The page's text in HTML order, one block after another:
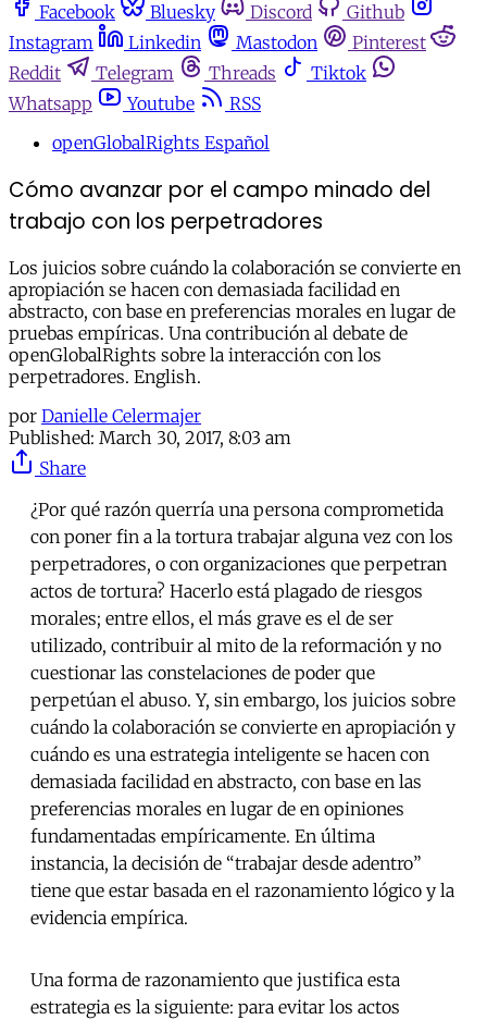
Facebook
Bluesky Discord
Github
Instagram
Linkedin Mastodon
Pinterest
Reddit
Telegram Threads
Tiktok
Whatsapp
Youtube
RSS
openGlobalRights Español
Cómo avanzar por el campo minado del
trabajo con los perpetradores
Los juicios sobre cuándo la colaboración se convierte en
apropiación se hacen con demasiada facilidad en
abstracto, con base en preferencias morales en lugar de
pruebas empíricas. Una contribución al debate de
openGlobalRights sobre la interacción con los
perpetradores. English.
por Danielle Celermajer
Published: March 30, 2017, 8:03 am
Share
¿Por qué razón querría una persona comprometida
con poner fin a la tortura trabajar alguna vez con los
perpetradores, o con organizaciones que perpetran
actos de tortura? Hacerlo está plagado de riesgos
morales; entre ellos, el más grave es el de ser
utilizado, contribuir al mito de la reformación y no
cuestionar las constelaciones de poder que
perpetúan el abuso. Y, sin embargo, los juicios sobre
cuándo la colaboración se convierte en apropiación y
cuándo es una estrategia inteligente se hacen con
demasiada facilidad en abstracto, con base en las
preferencias morales en lugar de en opiniones
fundamentadas empíricamente. En última
instancia, la decisión de “trabajar desde adentro”
tiene que estar basada en el razonamiento lógico y la
evidencia empírica.
Una forma de razonamiento que justifica esta
estrategia es la siguiente: para evitar los actos